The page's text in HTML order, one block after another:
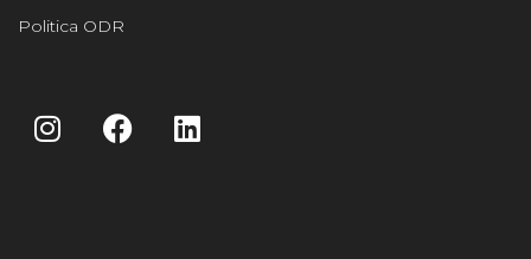
Politica ODR